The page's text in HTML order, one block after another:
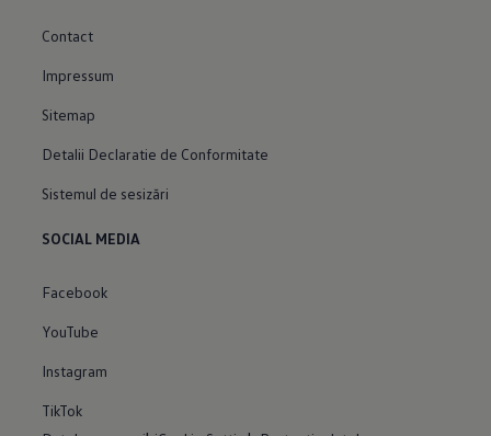
Contact
Impressum
Sitemap
Detalii Declaratie de Conformitate
Sistemul de sesizări
SOCIAL MEDIA
Facebook
YouTube
Instagram
TikTok